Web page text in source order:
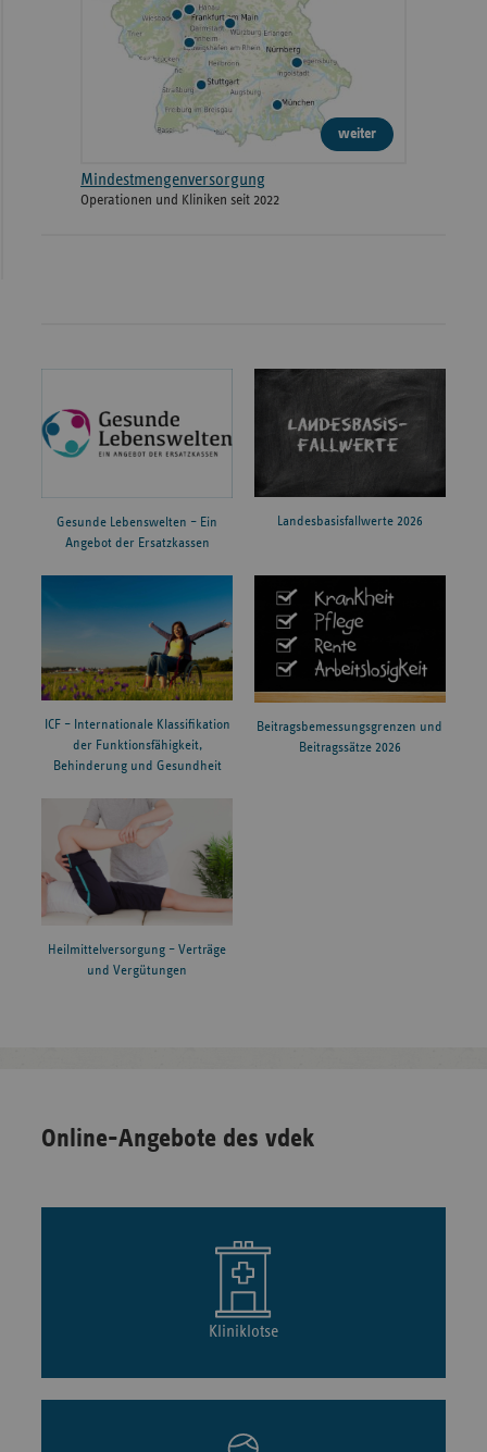
weiter
Mindestmengenversorgung
Operationen und Kliniken seit 2022
Gesunde Lebenswelten – Ein
Angebot der Ersatzkassen
Landesbasisfallwerte 2026
ICF – Internationale Klassifikation
der Funktionsfähigkeit,
Behinderung und Gesundheit
Beitragsbemessungsgrenzen und
Beitragssätze 2026
Heilmittelversorgung – Verträge
und Vergütungen
Online-Angebote des vdek
Kliniklotse